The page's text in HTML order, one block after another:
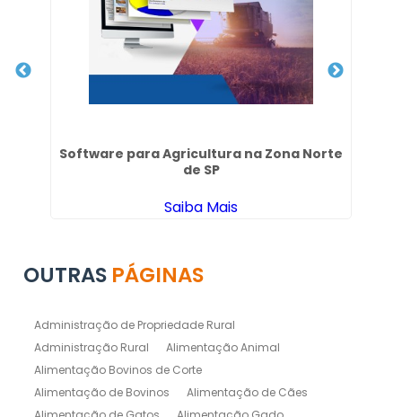
Software para Agricultura na Zona Norte
de SP
Saiba Mais
OUTRAS PÁGINAS
Administração de Propriedade Rural
Administração Rural
Alimentação Animal
Alimentação Bovinos de Corte
Alimentação de Bovinos
Alimentação de Cães